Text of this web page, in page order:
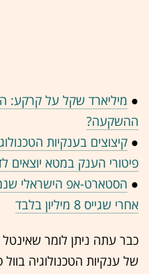
● מיליארד שקל על קרקע:
ההשקעה?
● קיצוצים בענקיות
פיטורי הענק במטא יוצאים
●
אחרי שגייס 8 מיליון בלבד
כבר עתה ניתן לומר
של ענקיות הטכנולוגיה